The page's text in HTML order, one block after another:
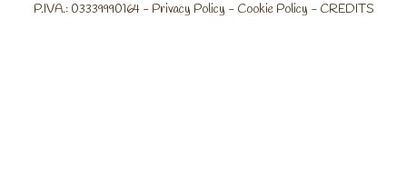
P.IVA.: 03339990164 - Privacy Policy - Cookie Policy - CREDITS